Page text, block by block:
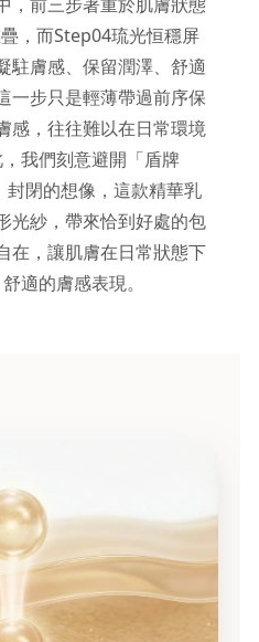
，而Step04琉光恒穩屏
駐膚感、保留潤澤、舒適
一步只是輕薄帶過前序保
感，往往難以在日常環境
我們刻意避開「盾牌
閉的想像，這款精華乳
光紗，帶來恰到好處的包
在，讓肌膚在日常狀態下
適的膚感表現。